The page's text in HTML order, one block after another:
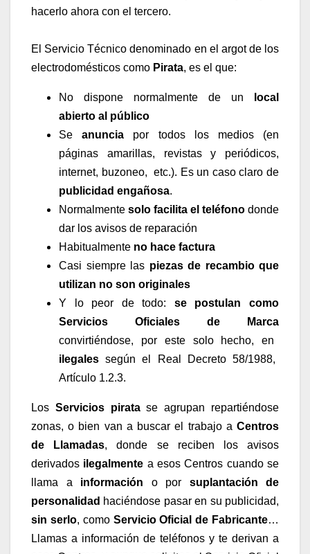
hacerlo ahora con el tercero.
El Servicio Técnico denominado en el argot de los
electrodomésticos como Pirata, es el que:
No dispone normalmente de un
local
abierto al público
Seanuncia por todos los medios(en
páginas amarillas, revistas y periódicos,
internet, buzoneo, etc.). Es un caso claro de
publicidad engañosa.
Normalmente solo facilita el teléfono donde
dar los avisos de reparación
Habitualmente no hace factura
Casi siempre las piezas de recambio que
utilizan no son originales
Y lo peor de todo: se postulan como
Servicios Oficiales de Marca
convirtiéndose, por este solo hecho, en
ilegales según el Real Decreto 58/1988,
Artículo 1.2.3.
Los Servicios pirata se agrupan repartiéndose
zonas, o bien van a buscar el trabajo a Centros
de Llamadas, donde se reciben los avisos
derivados ilegalmente a esos Centros cuando se
llama a información o por suplantación de
personalidad haciéndose pasar en su publicidad,
sin serlo, como Servicio Oficial de Fabricante…
Llamas a información de teléfonos y te derivan a